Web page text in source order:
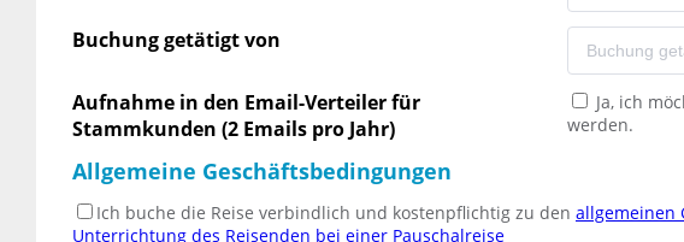
Buchung getätigt von
Aufnahme in den Email-Verteiler für
Stammkunden (2 Emails pro Jahr)
Ja, ich
werden.
Allgemeine Geschäftsbedingungen
Ich buche die Reise verbindlich und kostenpflichtig zu den allgemeinen
Unterrichtung des Reisenden bei einer Pauschalreise